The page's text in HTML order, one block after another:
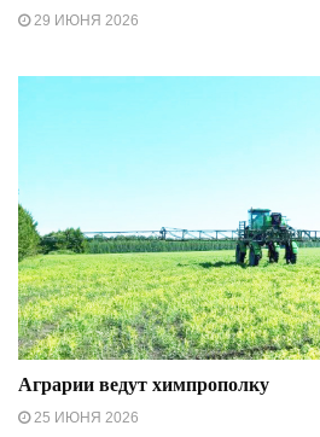
29 ИЮНЯ 2026
Аграрии ведут химпрополку
25 ИЮНЯ 2026